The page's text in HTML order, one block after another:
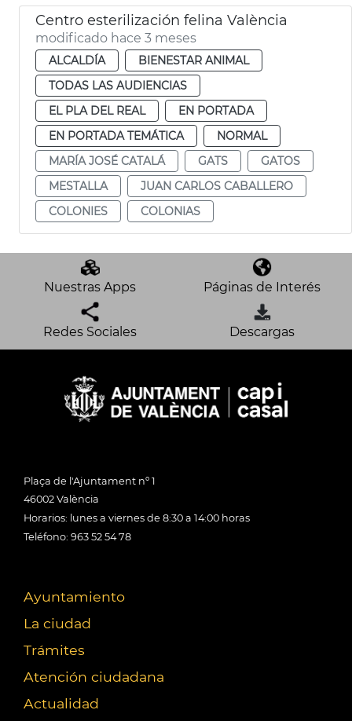
Centro esterilización felina València
modificado hace 3 meses
ALCALDÍA
BIENESTAR ANIMAL
TODAS LAS AUDIENCIAS
EL PLA DEL REAL
EN PORTADA
EN PORTADA TEMÁTICA
NORMAL
MARÍA JOSÉ CATALÁ
GATS
GATOS
MESTALLA
JUAN CARLOS CABALLERO
COLONIES
COLONIAS
Nuestras Apps Páginas de Interés
Redes Sociales Descargas
Plaça de l'Ajuntament nº 1
46002 València
Horarios: lunes a viernes de 8:30 a 14:00 horas
Teléfono: 963 52 54 78
Ayuntamiento
La ciudad
Trámites
Atención ciudadana
Actualidad